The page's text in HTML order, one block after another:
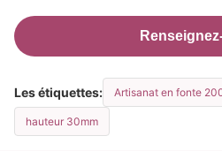
Les étiquettes: Artisanat en fonte
hauteur 30mm